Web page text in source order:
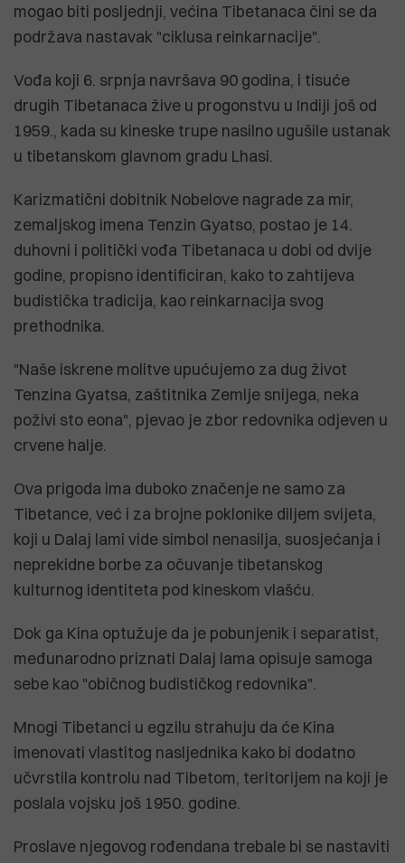
mogao biti posljednji, većina Tibetanaca čini se da
podržava nastavak "ciklusa reinkarnacije".
Vođa koji 6. srpnja navršava 90 godina, i tisuće
drugih Tibetanaca žive u progonstvu u Indiji još od
1959., kada su kineske trupe nasilno ugušile ustanak
u tibetanskom glavnom gradu Lhasi.
Karizmatični dobitnik Nobelove nagrade za mir,
zemaljskog imena Tenzin Gyatso, postao je 14.
duhovni i politički vođa Tibetanaca u dobi od dvije
godine, propisno identificiran, kako to zahtijeva
budistička tradicija, kao reinkarnacija svog
prethodnika.
"Naše iskrene molitve upućujemo za dug život
Tenzina Gyatsa, zaštitnika Zemlje snijega, neka
poživi sto eona", pjevao je zbor redovnika odjeven u
crvene halje.
Ova prigoda ima duboko značenje ne samo za
Tibetance, već i za brojne poklonike diljem svijeta,
koji u Dalaj lami vide simbol nenasilja, suosjećanja i
neprekidne borbe za očuvanje tibetanskog
kulturnog identiteta pod kineskom vlašću.
Dok ga Kina optužuje da je pobunjenik i separatist,
međunarodno priznati Dalaj lama opisuje samoga
sebe kao "običnog budističkog redovnika".
Mnogi Tibetanci u egzilu strahuju da će Kina
imenovati vlastitog nasljednika kako bi dodatno
učvrstila kontrolu nad Tibetom, teritorijem na koji je
poslala vojsku još 1950. godine.
Proslave njegovog rođendana trebale bi se nastaviti